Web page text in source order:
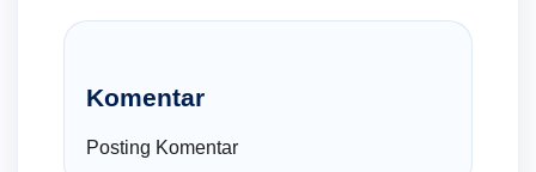
Komentar
Posting Komentar